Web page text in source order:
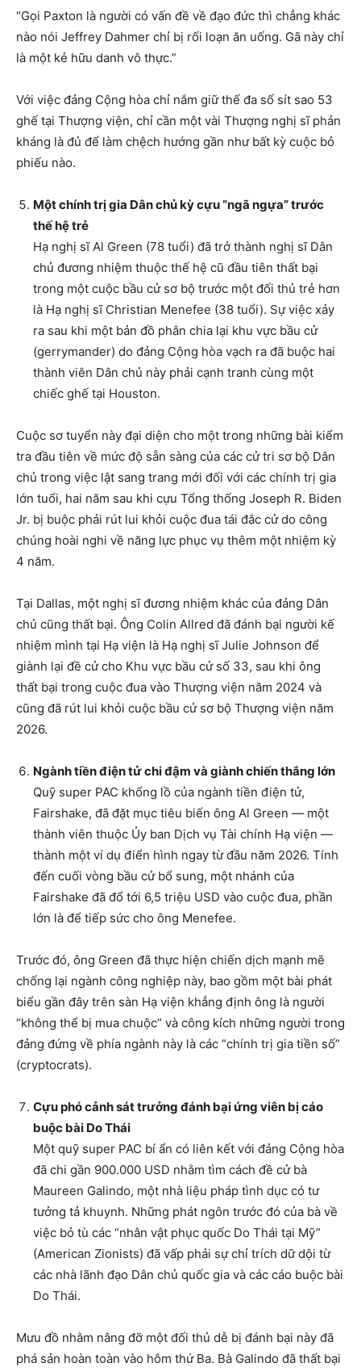
“Gọi Paxton là người có vấn đề về đạo đức thì chẳng khác
nào nói Jeffrey Dahmer chỉ bị rối loạn ăn uống. Gã này chỉ
là một kẻ hữu danh vô thực.”
Với việc đảng Cộng hòa chỉ nắm giữ thế đa số sít sao 53
ghế tại Thượng viện, chỉ cần một vài Thượng nghị sĩ phản
kháng là đủ để làm chệch hướng gần như bất kỳ cuộc bỏ
phiếu nào.
Một chính trị gia Dân chủ kỳ cựu “ngã ngựa” trước
thế hệ trẻ
Hạ nghị sĩ Al Green (78 tuổi) đã trở thành nghị sĩ Dân
chủ đương nhiệm thuộc thế hệ cũ đầu tiên thất bại
trong một cuộc bầu cử sơ bộ trước một đối thủ trẻ hơn
là Hạ nghị sĩ Christian Menefee (38 tuổi). Sự việc xảy
ra sau khi một bản đồ phân chia lại khu vực bầu cử
(gerrymander) do đảng Cộng hòa vạch ra đã buộc hai
thành viên Dân chủ này phải cạnh tranh cùng một
chiếc ghế tại Houston.
Cuộc sơ tuyển này đại diện cho một trong những bài kiểm
tra đầu tiên về mức độ sẵn sàng của các cử tri sơ bộ Dân
chủ trong việc lật sang trang mới đối với các chính trị gia
lớn tuổi, hai năm sau khi cựu Tổng thống Joseph R. Biden
Jr. bị buộc phải rút lui khỏi cuộc đua tái đắc cử do công
chúng hoài nghi về năng lực phục vụ thêm một nhiệm kỳ
4 năm.
Tại Dallas, một nghị sĩ đương nhiệm khác của đảng Dân
chủ cũng thất bại. Ông Colin Allred đã đánh bại người kế
nhiệm mình tại Hạ viện là Hạ nghị sĩ Julie Johnson để
giành lại đề cử cho Khu vực bầu cử số 33, sau khi ông
thất bại trong cuộc đua vào Thượng viện năm 2024 và
cũng đã rút lui khỏi cuộc bầu cử sơ bộ Thượng viện năm
2026.
Ngành tiền điện tử chi đậm và giành chiến thắng lớn
Quỹ super PAC khổng lồ của ngành tiền điện tử,
Fairshake, đã đặt mục tiêu biến ông Al Green — một
thành viên thuộc Ủy ban Dịch vụ Tài chính Hạ viện —
thành một ví dụ điển hình ngay từ đầu năm 2026. Tính
đến cuối vòng bầu cử bổ sung, một nhánh của
Fairshake đã đổ tới 6,5 triệu USD vào cuộc đua, phần
lớn là để tiếp sức cho ông Menefee.
Trước đó, ông Green đã thực hiện chiến dịch mạnh mẽ
chống lại ngành công nghiệp này, bao gồm một bài phát
biểu gần đây trên sàn Hạ viện khẳng định ông là người
“không thể bị mua chuộc” và công kích những người trong
đảng đứng về phía ngành này là các “chính trị gia tiền số”
(cryptocrats).
Cựu phó cảnh sát trưởng đánh bại ứng viên bị cáo
buộc bài Do Thái
Một quỹ super PAC bí ẩn có liên kết với đảng Cộng hòa
đã chi gần 900.000 USD nhằm tìm cách đề cử bà
Maureen Galindo, một nhà liệu pháp tình dục có tư
tưởng tả khuynh. Những phát ngôn trước đó của bà về
việc bỏ tù các “nhân vật phục quốc Do Thái tại Mỹ”
(American Zionists) đã vấp phải sự chỉ trích dữ dội từ
các nhà lãnh đạo Dân chủ quốc gia và các cáo buộc bài
Do Thái.
Mưu đồ nhằm nâng đỡ một đối thủ dễ bị đánh bại này đã
phá sản hoàn toàn vào hôm thứ Ba. Bà Galindo đã thất bại